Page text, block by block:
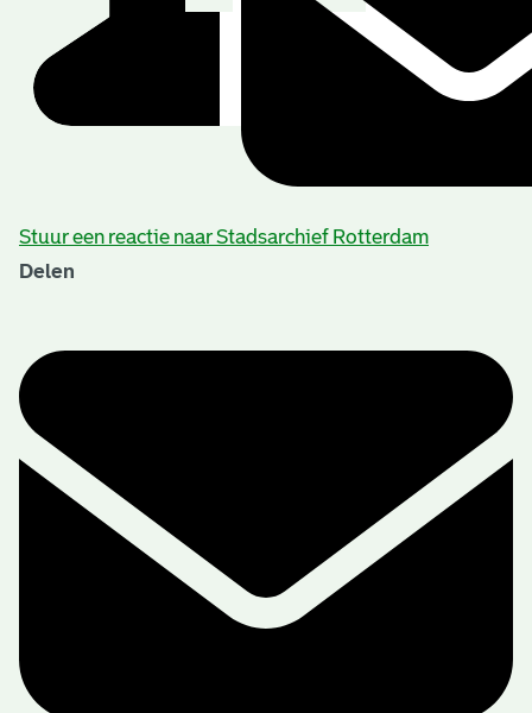
Stuur een reactie naar Stadsarchief Rotterdam
Delen